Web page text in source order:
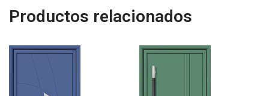
Productos relacionados